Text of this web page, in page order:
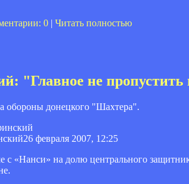
0 | Читать полностью
"Главное не
обороны донецкого "Шахтера".
26 февраля 2007, 12:25
с «Нанси» на долю центрального